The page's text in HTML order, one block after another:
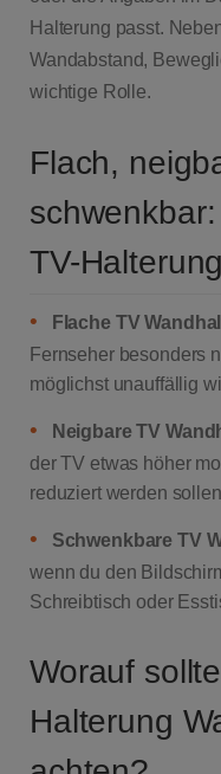
Halterung passt.
Wandabstand,
wichtige Rolle.
Flach,
TV-
• Flache TV
Fernseher besonders
möglichst unauffällig
• Neigbare TV
der TV etwas höher
reduziert werden
• Schwenkbare TV
wenn du den
Schreibtisch oder
Worauf
Halterung